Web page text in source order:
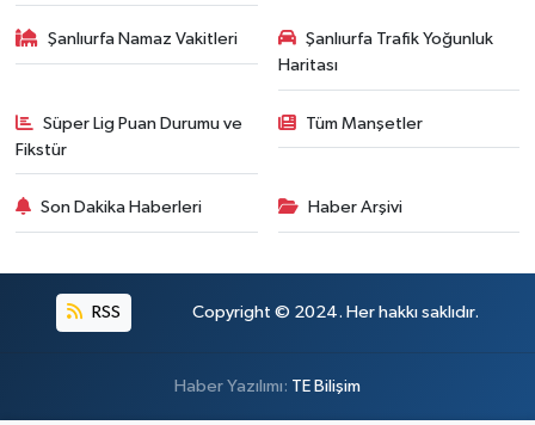
Şanlıurfa Namaz Vakitleri
Şanlıurfa Trafik Yoğunluk
Haritası
Süper Lig Puan Durumu ve
Fikstür
Tüm Manşetler
Son Dakika Haberleri Haber Arşivi
RSS Copyright © 2024. Her hakkı saklıdır.
Haber Yazılımı: TE Bilişim